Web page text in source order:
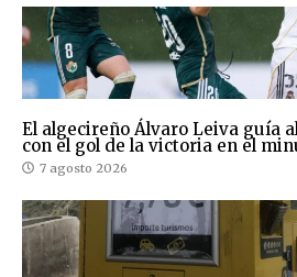
El algecireño Álvaro Leiva guía
con el gol de la victoria en el
7 agosto 2026